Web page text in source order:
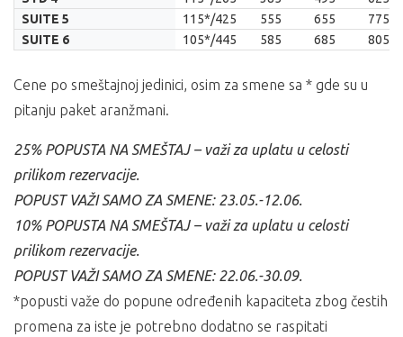
SUITE 5
115*/425 555 655
775
SUITE 6
105*/445 585 685 805
Cene po smeštajnoj jedinici, osim za smene sa * gde su u
pitanju paket aranžmani.
25% POPUSTA NA SMEŠTAJ – važi za uplatu u celosti
prilikom rezervacije.
POPUST VAŽI SAMO ZA SMENE: 23.05.-12.06.
10% POPUSTA NA SMEŠTAJ – važi za uplatu u celosti
prilikom rezervacije.
POPUST VAŽI SAMO ZA SMENE: 22.06.-30.09.
*popusti važe do popune određenih kapaciteta zbog čestih
promena za iste je potrebno dodatno se raspitati